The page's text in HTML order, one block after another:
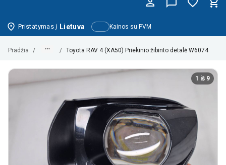
Kainos su PVM
Pristatymas į Lietuva
Pradžia / / Toyota RAV 4 (XA50) Priekinio žibinto detalė W6074
1 iš 9